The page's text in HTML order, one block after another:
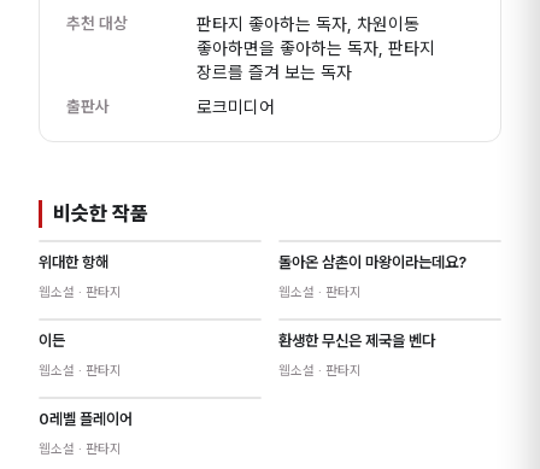
추천 대상
판타지 좋아하는 독자, 차원이동
좋아하면을 좋아하는 독자, 판타지
장르를 즐겨 보는 독자
출판사 로크미디어
비슷한 작품
위대한 항해
웹소설 · 판타지
돌아온 삼촌이 마왕이라는데요?
웹소설 · 판타지
이든
웹소설 · 판타지
환생한 무신은 제국을 벤다
웹소설 · 판타지
0레벨 플레이어
웹소설 · 판타지